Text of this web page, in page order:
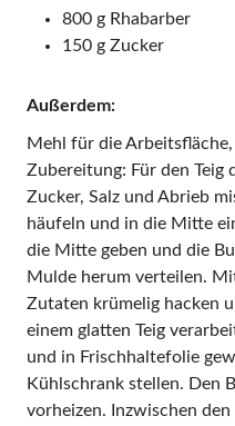
800 g Rhabarber
150 g Zucker
Außerdem:
Mehl für die
Zubereitung: Für den Teig
Zucker, Salz und Abrieb
häufeln und in die Mitte
die Mitte geben und die
Mulde herum verteilen.
Zutaten krümelig hacken
einem glatten Teig
und in Frischhaltefolie
Kühlschrank stellen. Den
vorheizen. Inzwischen